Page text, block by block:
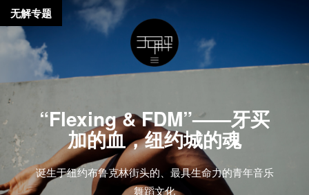
“Flexing & FDM”——牙买
加的血，纽约城的魂
诞生于纽约布鲁克林街头的、最具生命力的青年音乐
舞蹈文化
无解专题